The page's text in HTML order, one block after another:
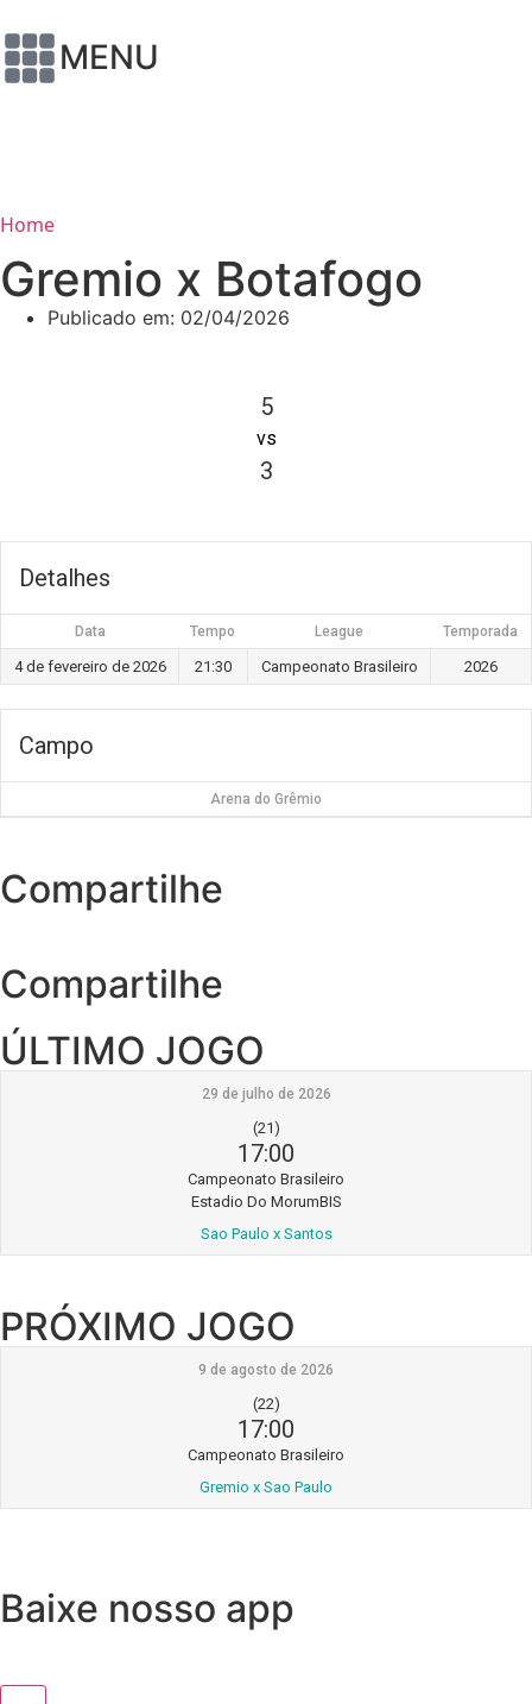
MENU
Home
Gremio x Botafogo
Publicado em: 02/04/2026
5
vs
3
Detalhes
Data Tempo League Temporada
4 de fevereiro de 2026 21:30 Campeonato Brasileiro 2026
Campo
Arena do Grêmio
Compartilhe
Compartilhe
ÚLTIMO JOGO
29 de julho de 2026
(21)
17:00
Campeonato Brasileiro
Estadio Do MorumBIS
Sao Paulo x Santos
PRÓXIMO JOGO
9 de agosto de 2026
(22)
17:00
Campeonato Brasileiro
Gremio x Sao Paulo
Baixe nosso app